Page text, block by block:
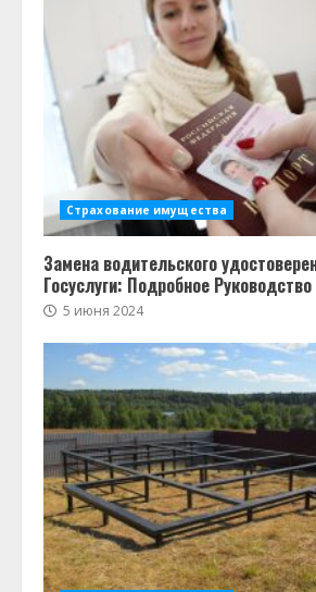
Страхование имущества
Замена водительского
Госуслуги: Подробное Руководство
5 июня 2024